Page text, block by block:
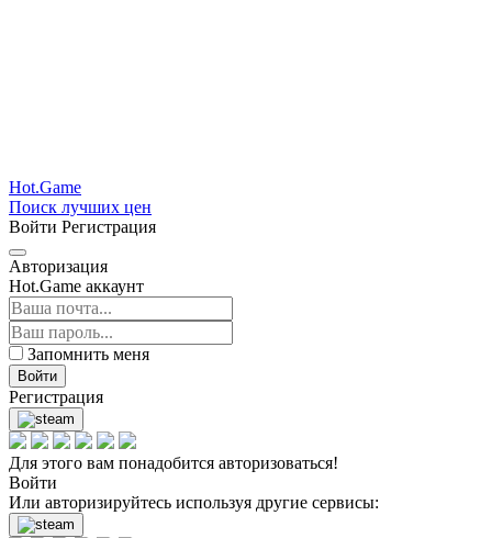
Hot.Game
Поиск лучших цен
Войти Регистрация
Авторизация
Hot.Game аккаунт
Запомнить меня
Войти
Регистрация
Для этого вам понадобится авторизоваться!
Войти
Или авторизируйтесь используя другие сервисы: